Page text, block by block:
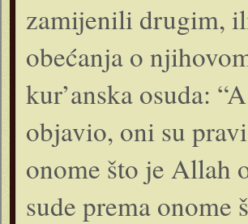
zamijenili drugim,
obećanja o
kur’anska osuda:
objavio, oni su
onome što je Allah
sude prema